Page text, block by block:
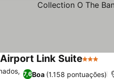
Link Suite3 Estrelas
7,6Boa (1.158 pontuações)